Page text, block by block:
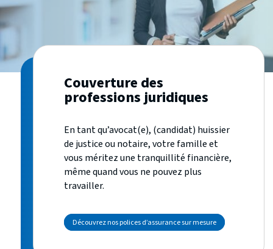
Couverture des
professions juridiques
En tant qu’avocat(e), (candidat) huissier
de justice ou notaire, votre famille et
vous méritez une tranquillité financière,
même quand vous ne pouvez plus
travailler.
Découvrez nos polices d’assurance sur mesure